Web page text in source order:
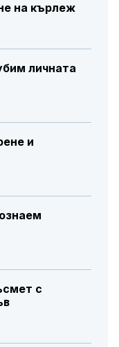
на кърлеж
личната
и
с